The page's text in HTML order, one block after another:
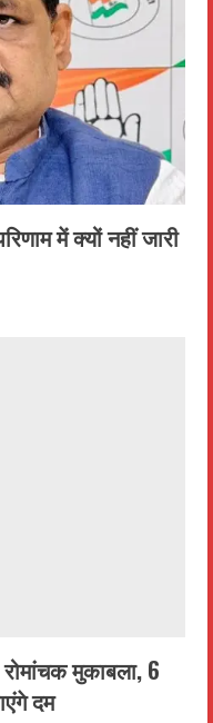
में क्यों नहीं जारी
मुकाबला, 6
दम